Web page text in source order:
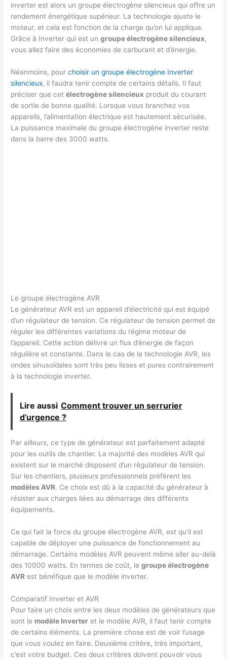
inverter est alors un groupe électrogène silencieux qui offre un
rendement énergétique supérieur. La technologie ajuste le
moteur, et cela est fonction de la charge qu’on lui applique.
Grâce à Inverter qui est ungroupe électrogène silencieux,
vous allez faire des économies de carburant et d’énergie.
Néanmoins, pourchoisir un groupe électrogène Inverter
silencieux, il faudra tenir compte de certains détails. Il faut
préciser que cetélectrogène silencieux produit du courant
de sortie de bonne qualité. Lorsque vous branchez vos
appareils, l’alimentation électrique est hautement sécurisée.
La puissance maximale du groupe électrogène inverter reste
dans la barre des 3000 watts.
Le groupe électrogène AVR
Le générateur AVR est un appareil d’électricité qui est équipé
d’un régulateur de tension. Ce régulateur de tension permet de
réguler les différentes variations du régime moteur de
l’appareil. Cette action délivre un flux d’énergie de façon
régulière et constante. Dans le cas de la technologie AVR, les
ondes sinusoïdales sont très peu lisses et pures contrairement
à la technologie inverter.
Lire aussi Comment trouver un serrurier
d’urgence ?
Par ailleurs, ce type de générateur est parfaitement adapté
pour les outils de chantier. La majorité des modèles AVR qui
existent sur le marché disposent d’un régulateur de tension.
Sur les chantiers, plusieurs professionnels préfèrent les
modèles AVR. Ce choix est dû à la capacité du générateur à
résister aux charges liées au démarrage des différents
équipements.
Ce qui fait la force du groupe électrogène AVR, est qu’il est
capable de déployer une puissance de fonctionnement au
démarrage. Certains modèles AVR peuvent même aller au-delà
des 10000 watts. En termes de coût, legroupe électrogène
AVR est bénéfique que le modèle inverter.
Comparatif Inverter et AVR
Pour faire un choix entre les deux modèles de générateurs que
sont le modèle Inverter et le modèle AVR, il faut tenir compte
de certains éléments. La première chose est de voir l’usage
que vous voulez en faire. Deuxième critère, très important,
c’est votre budget. Ces deux critères doivent pouvoir vous